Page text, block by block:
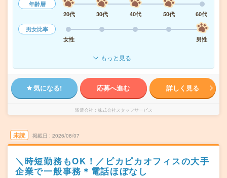
年齢層
20代
30代 40代 50代
60代
男女比率
女性
男性
もっと見る
気になる! 応募へ進む 詳しく見る
派遣会社 株式会社スタッフサービス
未読 掲載日 2026/08/07
＼時短勤務もOK！／ピカピカオフィスの大手
企業で一般事務＊電話ほぼなし